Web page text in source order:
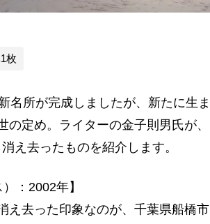
枚
所が完成しましたが、新たに生ま
定め。ライターの金子則男氏が、
え去ったものを紹介します。
：2002年】
去った印象なのが、千葉県船橋市